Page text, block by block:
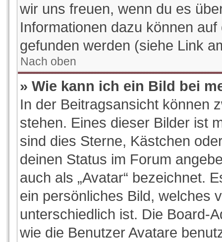
wir uns freuen, wenn du es
Informationen dazu können
gefunden werden (siehe Link
Nach oben
» Wie kann ich ein Bild bei
In der Beitragsansicht können
stehen. Eines dieser Bilder ist
sind dies Sterne, Kästchen
deinen Status im Forum
auch als „Avatar“ bezeichnet.
ein persönliches Bild, welches
unterschiedlich ist. Die Board-
wie die Benutzer Avatare